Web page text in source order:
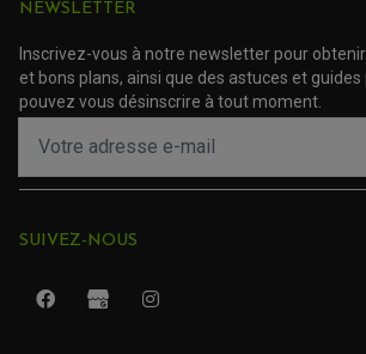
KIT CHAÎNE MOTO
NEWSLETTER
Inscrivez-vous à notre newsletter pour
et bons plans, ainsi que des astuces et
pouvez vous désinscrire à tout moment.
SUIVEZ-NOUS